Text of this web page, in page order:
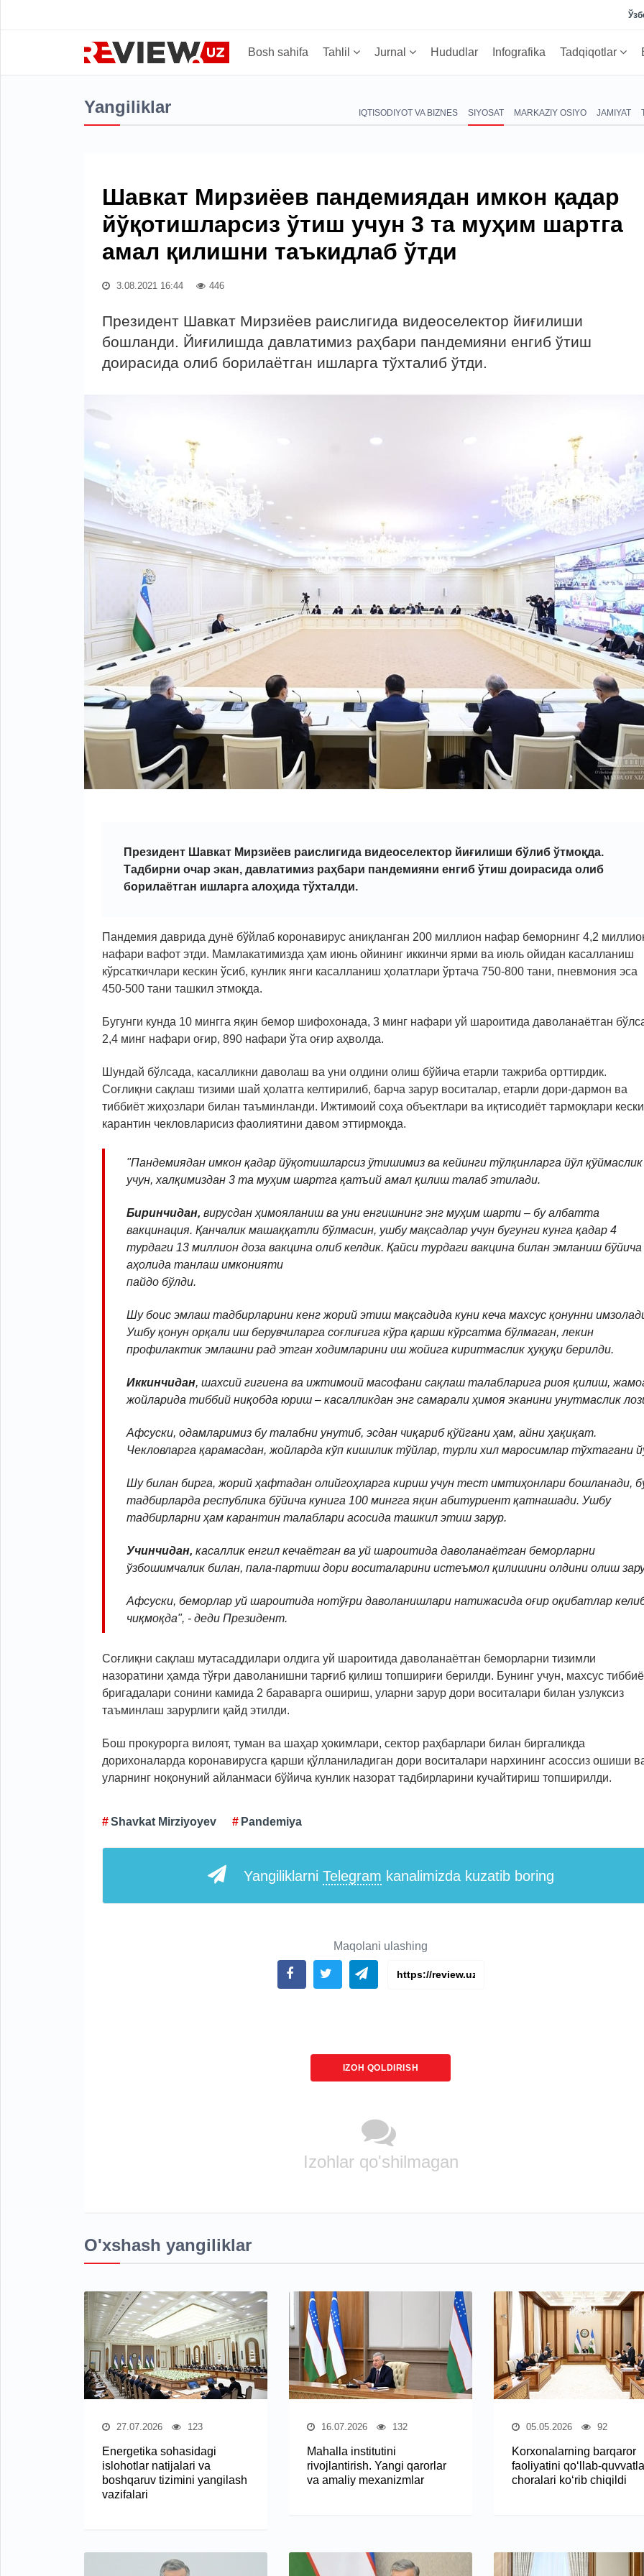
Bosh sahifa Tahlil Jurnal Hududlar Infografika Tadqiqotlar
Yangiliklar IQTISODIYOT VA BIZNES SIYOSAT MARKAZIY OSIYO JAMIYAT
Шавкат Мирзиёев пандемиядан имкон қадар
йўқотишларсиз ўтиш учун 3 та муҳим шартга
амал қилишни таъкидлаб ўтди
3.08.2021 16:44 446
Президент Шавкат Мирзиёев раислигида видеоселектор йиғилиши
бошланди. Йиғилишда давлатимиз раҳбари пандемияни енгиб ўтиш
доирасида олиб борилаётган ишларга тўхталиб ўтди.
Президент Шавкат Мирзиёев раислигида видеоселектор йиғилиши бўлиб ўтмоқда.
Тадбирни очар экан, давлатимиз раҳбари пандемияни енгиб ўтиш доирасида олиб
борилаётган ишларга алоҳида тўхталди.
Пандемия даврида дунё бўйлаб коронавирус аниқланган 200 миллион нафар беморнинг 4,2
нафари вафот этди. Мамлакатимизда ҳам июнь ойининг иккинчи ярми ва июль ойидан касалланиш
кўрсаткичлари кескин ўсиб, кунлик янги касалланиш ҳолатлари ўртача 750-800 тани, пневмония эса
450-500 тани ташкил этмоқда.
Бугунги кунда 10 мингга яқин бемор шифохонада, 3 минг нафари уй шароитида даволанаётган
2,4 минг нафари оғир, 890 нафари ўта оғир аҳволда.
Шундай бўлсада, касалликни даволаш ва уни олдини олиш бўйича етарли тажриба орттирдик.
Соғлиқни сақлаш тизими шай ҳолатга келтирилиб, барча зарур воситалар, етарли дори-дармон ва
тиббиёт жиҳозлари билан таъминланди. Ижтимоий соҳа объектлари ва иқтисодиёт тармоқлари
карантин чекловларисиз фаолиятини давом эттирмоқда.
"Пандемиядан имкон қадар йўқотишларсиз ўтишимиз ва кейинги тўлқинларга йўл қўймаслик
учун, халқимиздан 3 та муҳим шартга қатъий амал қилиш талаб этилади.
Биринчидан, вирусдан ҳимояланиш ва уни енгишнинг энг муҳим шарти – бу албатта
вакцинация. Қанчалик машаққатли бўлмасин, ушбу мақсадлар учун бугунги кунга қадар 4
турдаги 13 миллион доза вакцина олиб келдик. Қайси турдаги вакцина билан эмланиш бўйича
аҳолида танлаш имконияти
пайдо бўлди.
Шу боис эмлаш тадбирларини кенг жорий этиш мақсадида куни кеча махсус қонунни
Ушбу қонун орқали иш берувчиларга соғлиғига кўра қарши кўрсатма бўлмаган, лекин
профилактик эмлашни рад этган ходимларини иш жойига киритмаслик ҳуқуқи берилди.
Иккинчидан, шахсий гигиена ва ижтимоий масофани сақлаш талабларига риоя қилиш,
жойларида тиббий ниқобда юриш – касалликдан энг самарали ҳимоя эканини унутмаслик
Афсуски, одамларимиз бу талабни унутиб, эсдан чиқариб қўйгани ҳам, айни ҳақиқат.
Чекловларга қарамасдан, жойларда кўп кишилик тўйлар, турли хил маросимлар тўхтагани
Шу билан бирга, жорий ҳафтадан олийгоҳларга кириш учун тест имтиҳонлари бошланади,
тадбирларда республика бўйича кунига 100 мингга яқин абитуриент қатнашади. Ушбу
тадбирларни ҳам карантин талаблари асосида ташкил этиш зарур.
Учинчидан, касаллик енгил кечаётган ва уй шароитида даволанаётган беморларни
ўзбошимчалик билан, пала-партиш дори воситаларини истеъмол қилишини олдини олиш
Афсуски, беморлар уй шароитида нотўғри даволанишлари натижасида оғир оқибатлар
чиқмоқда", - деди Президент.
Соғлиқни сақлаш мутасаддилари олдига уй шароитида даволанаётган беморларни тизимли
назоратини ҳамда тўғри даволанишни тарғиб қилиш топшириғи берилди. Бунинг учун, махсус
бригадалари сонини камида 2 бараварга ошириш, уларни зарур дори воситалари билан узлуксиз
таъминлаш зарурлиги қайд этилди.
Бош прокурорга вилоят, туман ва шаҳар ҳокимлари, сектор раҳбарлари билан биргаликда
дорихоналарда коронавирусга қарши қўлланиладиган дори воситалари нархининг асоссиз ошиши
уларнинг ноқонуний айланмаси бўйича кунлик назорат тадбирларини кучайтириш топширилди.
Shavkat Mirziyoyev Pandemiya
Yangiliklarni Telegram kanalimizda kuzatib boring
Maqolani ulashing
IZOH QOLDIRISH
Izohlar qo'shilmagan
O'xshash yangiliklar
27.07.2026 123
Energetika sohasidagi
islohotlar natijalari va
boshqaruv tizimini yangilash
vazifalari
16.07.2026 132
Mahalla institutini
rivojlantirish. Yangi qarorlar
va amaliy mexanizmlar
05.05.2026 92
Korxonalarning barqaror
faoliyatini qo‘llab-
choralari ko‘rib chiqildi